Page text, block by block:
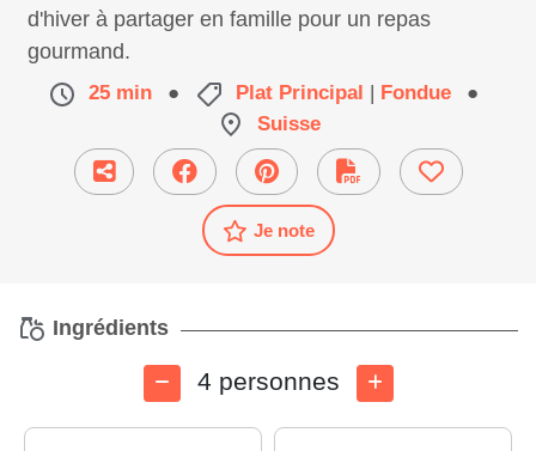
d'hiver à partager en famille pour un repas
gourmand.
25 min ● Plat Principal | Fondue
●
Suisse
Je note
Ingrédients
4 personnes